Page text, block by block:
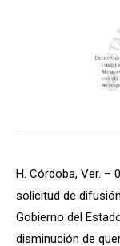
H. Córdoba, Ver. –
solicitud de
Gobierno del
disminución de